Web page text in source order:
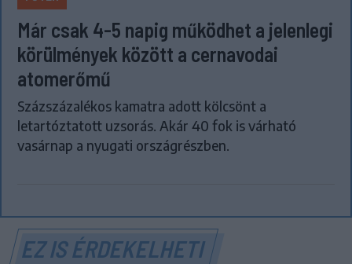
Már csak 4-5 napig működhet a jelenlegi
körülmények között a cernavodai
atomerőmű
Százszázalékos kamatra adott kölcsönt a
letartóztatott uzsorás. Akár 40 fok is várható
vasárnap a nyugati országrészben.
EZ IS ÉRDEKELHETI